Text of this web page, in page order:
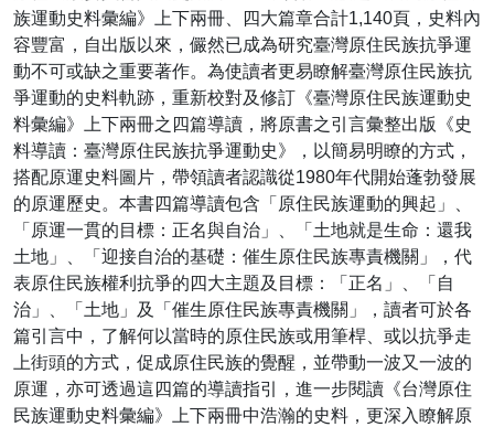
族運動史料彙編》上下兩冊、四大篇章合計1,140頁，史料內
容豐富，自出版以來，儼然已成為研究臺灣原住民族抗爭運
動不可或缺之重要著作。為使讀者更易瞭解臺灣原住民族抗
爭運動的史料軌跡，重新校對及修訂《臺灣原住民族運動史
料彙編》上下兩冊之四篇導讀，將原書之引言彙整出版《史
料導讀：臺灣原住民族抗爭運動史》，以簡易明瞭的方式，
搭配原運史料圖片，帶領讀者認識從1980年代開始蓬勃發展
的原運歷史。本書四篇導讀包含「原住民族運動的興起」、
「原運一貫的目標：正名與自治」、「土地就是生命：還我
土地」、「迎接自治的基礎：催生原住民族專責機關」，代
表原住民族權利抗爭的四大主題及目標：「正名」、「自
治」、「土地」及「催生原住民族專責機關」，讀者可於各
篇引言中，了解何以當時的原住民族或用筆桿、或以抗爭走
上街頭的方式，促成原住民族的覺醒，並帶動一波又一波的
原運，亦可透過這四篇的導讀指引，進一步閱讀《台灣原住
民族運動史料彙編》上下兩冊中浩瀚的史料，更深入瞭解原